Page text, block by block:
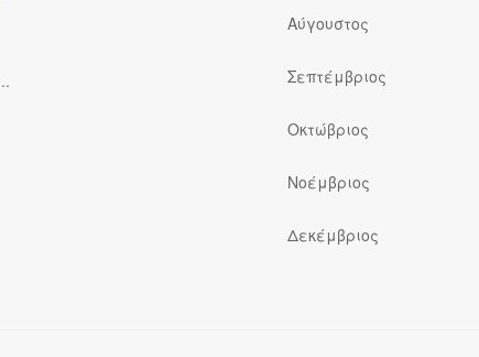
Αύγουστος
Σεπτέμβριος
Οκτώβριος
Νοέμβριος
Δεκέμβριος